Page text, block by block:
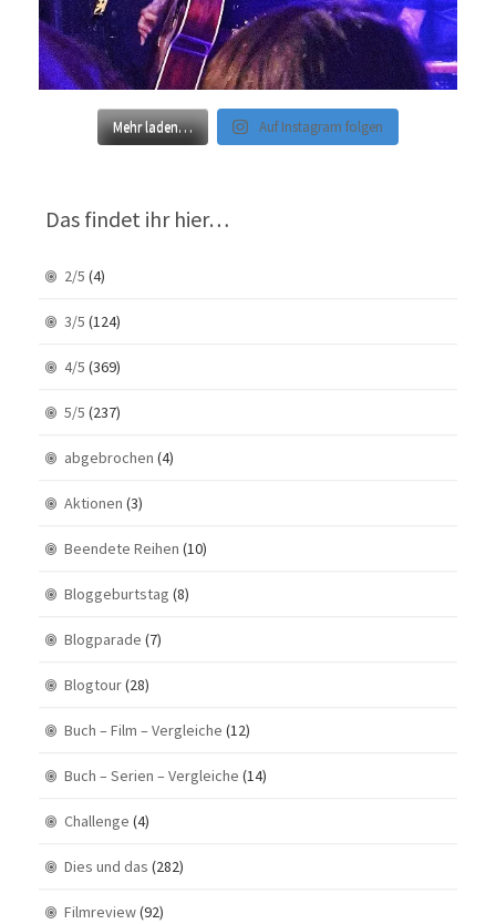
Mehr laden… Auf Instagram folgen
Das findet ihr hier…
2/5 (4)
3/5 (124)
4/5 (369)
5/5 (237)
abgebrochen (4)
Aktionen (3)
Beendete Reihen (10)
Bloggeburtstag (8)
Blogparade (7)
Blogtour(28)
Buch – Film – Vergleiche (12)
Buch – Serien – Vergleiche (14)
Challenge (4)
Dies und das (282)
Filmreview(92)